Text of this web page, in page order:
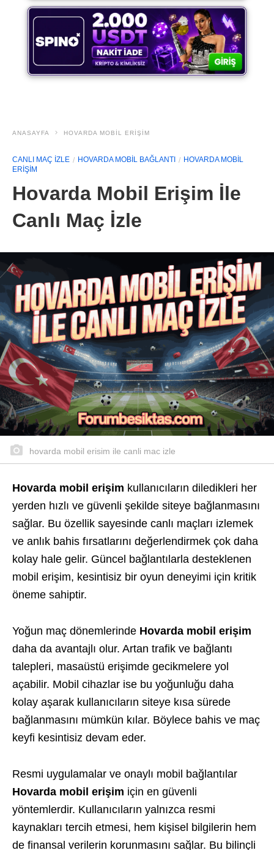
ANASAYFA HOVARDA MOBIL ERIŞIM
CANLI MAÇ IZLE HOVARDA MOBIL BAĞLANTI
HOVARDA MOBIL
ERIŞIM
Hovarda Mobil Erişim İle
Canlı Maç İzle
hovarda mobil erisim ile canli mac izle
Hovarda mobil erişim kullanıcıların diledikleri her
yerden hızlı ve güvenli şekilde siteye bağlanmasını
sağlar. Bu özellik sayesinde canlı maçları izlemek
ve anlık bahis fırsatlarını değerlendirmek çok daha
kolay hale gelir. Güncel bağlantılarla desteklenen
mobil erişim, kesintisiz bir oyun deneyimi için kritik
öneme sahiptir.
Yoğun maç dönemlerinde Hovarda mobil erişim
daha da avantajlı olur. Artan trafik ve bağlantı
talepleri, masaüstü erişimde gecikmelere yol
açabilir. Mobil cihazlar ise bu yoğunluğu daha
kolay aşarak kullanıcıların siteye kısa sürede
bağlanmasını mümkün kılar. Böylece bahis ve maç
keyfi kesintisiz devam eder.
Resmi uygulamalar ve onaylı mobil bağlantılar
Hovarda mobil erişim için en güvenli
yöntemlerdir. Kullanıcıların yalnızca resmi
kaynakları tercih etmesi, hem kişisel bilgilerin hem
de finansal verilerin korunmasını sağlar. Bu bilinçli